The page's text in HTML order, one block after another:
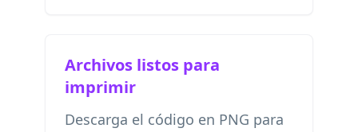
Archivos listos para
imprimir
Descarga el código en PNG para